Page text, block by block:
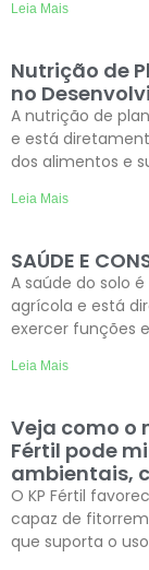
Leia Mais
Nutrição de
no
A nutrição de
e está
dos alimentos e
Leia Mais
SAÚDE E
A saúde do solo
agrícola e está
exercer funções
Leia Mais
Veja como o
Fértil pode
ambientais,
O KP Fértil
capaz de
que suporta o